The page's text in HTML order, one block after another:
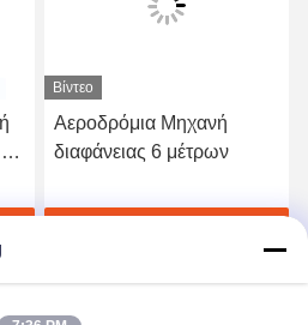
Βίντεο
Αεροδρόμια Μηχανή
διαφάνειας 6 μέτρων